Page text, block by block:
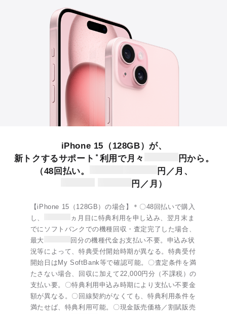
iPhone 15（128GB）が、
新トクするサポート ＊ 利用で月々
円から。
（48回払い。
円／月、
円／月）
【iPhone 15（128GB）の場合】＊〇48回払いで購入
し、
ヵ月目に特典利用を申し込み、翌月末ま
でにソフトバンクでの機種回収・査定完了した場合、
最大
回分の機種代金お支払い不要。申込み状
況等によって、特典受付開始時期が異なる。特典受付
開始日はMy SoftBank等で確認可能。〇査定条件を満
たさない場合、回収に加えて22,000円分（不課税）の
支払い要。〇特典利用申込み時期により支払い不要金
額が異なる。〇回線契約がなくても、特典利用条件を
満たせば、特典利用可能。〇現金販売価格／割賦販売